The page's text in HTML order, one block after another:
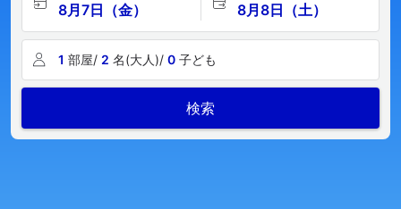
8月7日（金） 8月8日（土）
1 部屋/ 2 名(大人)/ 0 子ども
検索